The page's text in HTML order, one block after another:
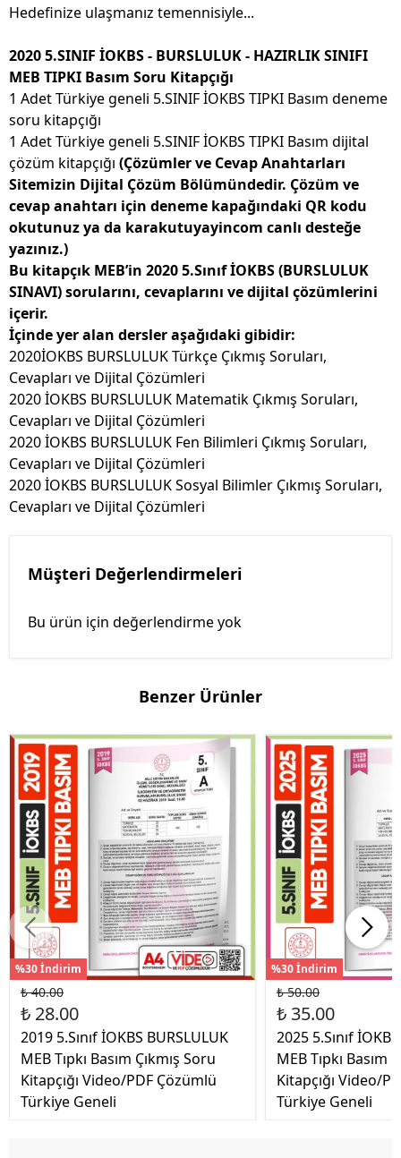
Hedefinize ulaşmanız temennisiyle...
2020 5.SINIF İOKBS - BURSLULUK - HAZIRLIK SINIFI
MEB TIPKI Basım Soru Kitapçığı
1 Adet Türkiye geneli 5.SINIF İOKBS TIPKI Basım deneme
soru kitapçığı
1 Adet Türkiye geneli 5.SINIF İOKBS TIPKI Basım dijital
çözüm kitapçığı (Çözümler ve Cevap Anahtarları
Sitemizin Dijital Çözüm Bölümündedir. Çözüm ve
cevap anahtarı için deneme kapağındaki QR kodu
okutunuz ya da karakutuyayincom canlı desteğe
yazınız.)
Bu kitapçık MEB’in 2020 5.Sınıf İOKBS (BURSLULUK
SINAVI) sorularını, cevaplarını ve dijital çözümlerini
içerir.
İçinde yer alan dersler aşağıdaki gibidir:
2020İOKBS BURSLULUK Türkçe Çıkmış Soruları,
Cevapları ve Dijital Çözümleri
2020 İOKBS BURSLULUK Matematik Çıkmış Soruları,
Cevapları ve Dijital Çözümleri
2020 İOKBS BURSLULUK Fen Bilimleri Çıkmış Soruları,
Cevapları ve Dijital Çözümleri
2020 İOKBS BURSLULUK Sosyal Bilimler Çıkmış Soruları,
Cevapları ve Dijital Çözümleri
Müşteri Değerlendirmeleri
Bu ürün için değerlendirme yok
Benzer Ürünler
%30 İndirim
₺ 40.00
₺ 28.00
2019 5.Sınıf İOKBS BURSLULUK
MEB Tıpkı Basım Çıkmış Soru
Kitapçığı Video/PDF Çözümlü
Türkiye Geneli
%30 İndirim
₺ 50.00
₺ 35.00
2025 5.Sınıf
MEB Tıpkı Basım
Kitapçığı Video/
Türkiye Geneli